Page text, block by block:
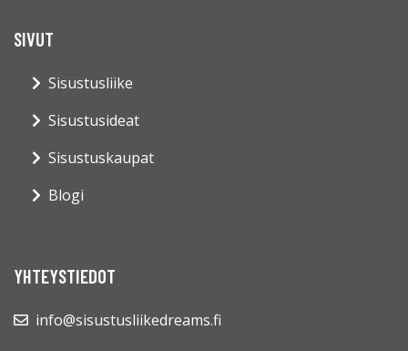
SIVUT
Sisustusliike
Sisustusideat
Sisustuskaupat
Blogi
YHTEYSTIEDOT
info@sisustusliikedreams.fi